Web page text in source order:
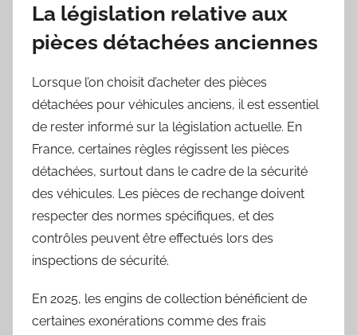
La législation relative aux
pièces détachées anciennes
Lorsque l’on choisit d’acheter des pièces
détachées pour véhicules anciens, il est essentiel
de rester informé sur la législation actuelle. En
France, certaines règles régissent les pièces
détachées, surtout dans le cadre de la sécurité
des véhicules. Les pièces de rechange doivent
respecter des normes spécifiques, et des
contrôles peuvent être effectués lors des
inspections de sécurité.
En 2025, les engins de collection bénéficient de
certaines exonérations comme des frais